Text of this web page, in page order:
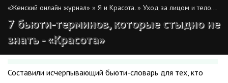
«Женский онлайн журнал» » Я и Красота. » Уход за лицом и телом.
7 бьюти-терминов, которые стыдно не
знать - «Красота»
Составили исчерпывающий бьюти-словарь для тех, кто